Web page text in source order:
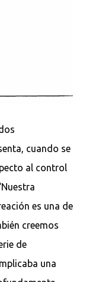
cuando se
al control
es una de
creemos
de
una